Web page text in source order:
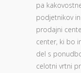
pa
podjetnikov
prodajni
center, ki bo
del s
celotni vrtni